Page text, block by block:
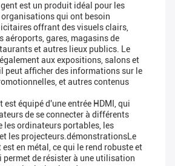
est un produit idéal pour les
qui ont besoin
offrant des visuels clairs,
aéroports, gares, magasins de
et autres lieux publics. Le
aux expositions, salons et
peut afficher des informations sur le
et autres contenus
est équipé d'une entrée HDMI, qui
de se connecter à différents
les ordinateurs portables, les
les projecteurs.démonstrationsLe
en métal, ce qui le rend robuste et
permet de résister à une utilisation